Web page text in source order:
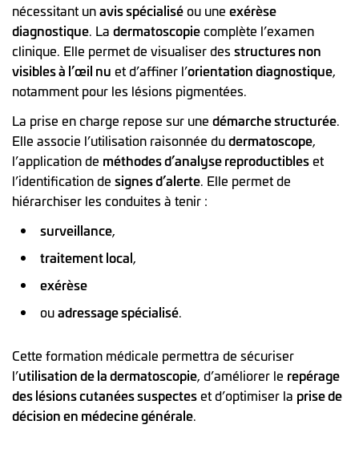
nécessitant unavis spécialiséou une exérèse
diagnostique. La dermatoscopiecomplète l’examen
clinique. Elle permet de visualiser des structures non
visibles à l’œil nu et d’affiner l’orientation diagnostique,
notamment pour les lésions pigmentées.
La prise en charge repose sur une démarche structurée.
Elle associe l’utilisation raisonnée dudermatoscope,
l’application de méthodes d’analyse reproductibleset
l’identification de signes d’alerte. Elle permet de
hiérarchiser les conduites à tenir :
surveillance,
traitement local,
exérèse
ouadressage spécialisé.
Cette formation médicale permettra de sécuriser
l’utilisation de la dermatoscopie, d’améliorer le repérage
des lésions cutanées suspecteset d’optimiser la prise de
décision en médecine générale.